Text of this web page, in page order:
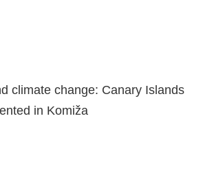
climate change: Canary Islands
in Komiža